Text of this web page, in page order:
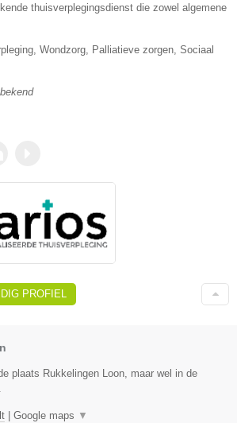
thuisverplegingsdienst die zowel algemene
Wondzorg, Palliatieve zorgen, Sociaal
PROFIEL
plaats Rukkelingen Loon, maar wel in de
Google maps ▼